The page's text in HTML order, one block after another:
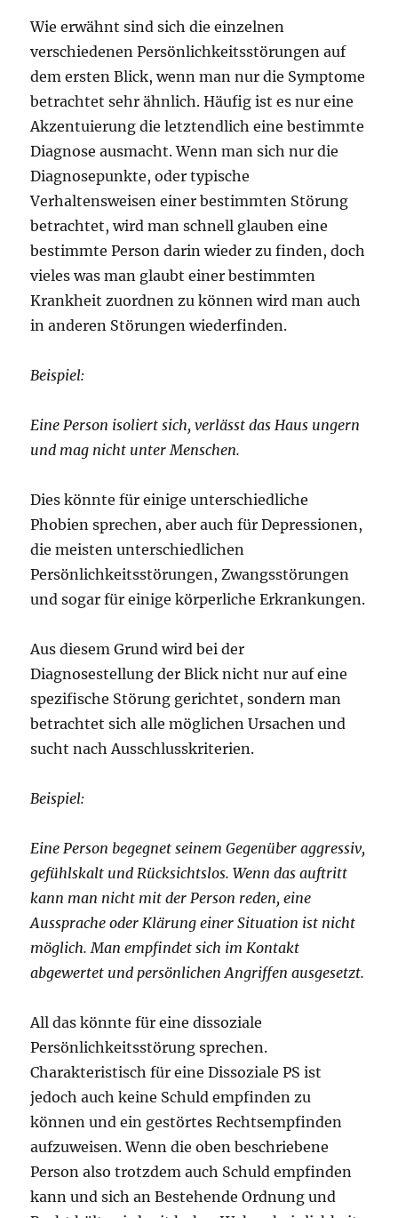
Wie erwähnt sind sich die einzelnen
verschiedenen Persönlichkeitsstörungen auf
dem ersten Blick, wenn man nur die Symptome
betrachtet sehr ähnlich. Häufig ist es nur eine
Akzentuierung die letztendlich eine bestimmte
Diagnose ausmacht. Wenn man sich nur die
Diagnosepunkte, oder typische
Verhaltensweisen einer bestimmten Störung
betrachtet, wird man schnell glauben eine
bestimmte Person darin wieder zu finden, doch
vieles was man glaubt einer bestimmten
Krankheit zuordnen zu können wird man auch
in anderen Störungen wiederfinden.
Beispiel:
Eine Person isoliert sich, verlässt das Haus ungern
und mag nicht unter Menschen.
Dies könnte für einige unterschiedliche
Phobien sprechen, aber auch für Depressionen,
die meisten unterschiedlichen
Persönlichkeitsstörungen, Zwangsstörungen
und sogar für einige körperliche Erkrankungen.
Aus diesem Grund wird bei der
Diagnosestellung der Blick nicht nur auf eine
spezifische Störung gerichtet, sondern man
betrachtet sich alle möglichen Ursachen und
sucht nach Ausschlusskriterien.
Beispiel:
Eine Person begegnet seinem Gegenüber aggressiv,
gefühlskalt und Rücksichtslos. Wenn das auftritt
kann man nicht mit der Person reden, eine
Aussprache oder Klärung einer Situation ist nicht
möglich. Man empfindet sich im Kontakt
abgewertet und persönlichen Angriffen ausgesetzt.
All das könnte für eine dissoziale
Persönlichkeitsstörung sprechen.
Charakteristisch für eine Dissoziale PS ist
jedoch auch keine Schuld empfinden zu
können und ein gestörtes Rechtsempfinden
aufzuweisen. Wenn die oben beschriebene
Person also trotzdem auch Schuld empfinden
kann und sich an Bestehende Ordnung und